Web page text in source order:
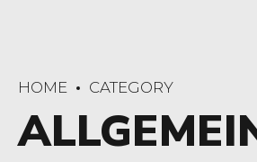
HOME CATEGORY